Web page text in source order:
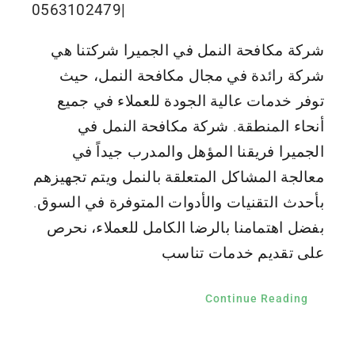
|0563102479
شركة مكافحة النمل في الجميرا شركتنا هي
شركة رائدة في مجال مكافحة النمل، حيث
توفر خدمات عالية الجودة للعملاء في جميع
أنحاء المنطقة. شركة مكافحة النمل في
الجميرا فريقنا المؤهل والمدرب جيداً في
معالجة المشاكل المتعلقة بالنمل ويتم تجهيزهم
بأحدث التقنيات والأدوات المتوفرة في السوق.
بفضل اهتمامنا بالرضا الكامل للعملاء، نحرص
على تقديم خدمات تناسب
Continue Reading